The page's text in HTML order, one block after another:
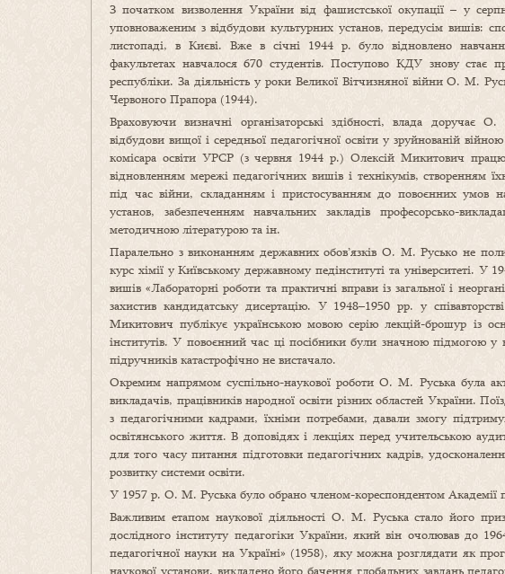
З початком визволення України від фашистської окупації – у
уповноваженим з відбудови культурних установ, передусім вишів:
листопаді, в Києві. Вже в січні 1944 р. було відновлено
факультетах навчалося 670 студентів. Поступово КДУ знову стає
республіки. За діяльність у роки Великої Вітчизняної війни О. М.
Червоного Прапора (1944).
Враховуючи визначні організаторські здібності, влада
відбудови вищої і середньої педагогічної освіти у зруйнованій
комісара освіти УРСР (з червня 1944 р.) Олексій Микитович
відновленням мережі педагогічних вишів і технікумів, створенням
під час війни, складанням і пристосуванням до повоєнних умов
установ, забезпеченням навчальних закладів професорсько-
методичною літературою та ін.
Паралельно з виконанням державних обов’язків О. М. Русько не
курс хімії у Київському державному педінституті та університеті.
вишів «Лабораторні роботи та практичні вправи із загальної і
захистив кандидатську дисертацію. У 1948–1950 рр. у
Микитович публікує українською мовою серію лекцій-брошур із
інститутів. У повоєнний час ці посібники були значною підмогою у
підручників катастрофічно не вистачало.
Окремим напрямом суспільно-наукової роботи О. М. Руська була
викладачів, працівників народної освіти різних областей України.
з педагогічними кадрами, їхніми потребами, давали змогу
освітянського життя. В доповідях і лекціях перед учительською
для того часу питання підготовки педагогічних кадрів,
розвитку системи освіти.
У 1957 р. О. М. Руська було обрано членом-кореспондентом Академії
Важливим етапом наукової діяльності О. М. Руська стало його
дослідного інституту педагогіки України, який він очолював до
педагогічної науки на Україні» (1958), яку можна розглядати як
наукової установи, викладено його бачення глобальних завдань